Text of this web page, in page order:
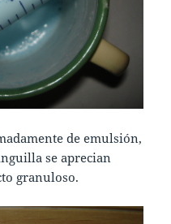
de emulsión,
se aprecian
granuloso.